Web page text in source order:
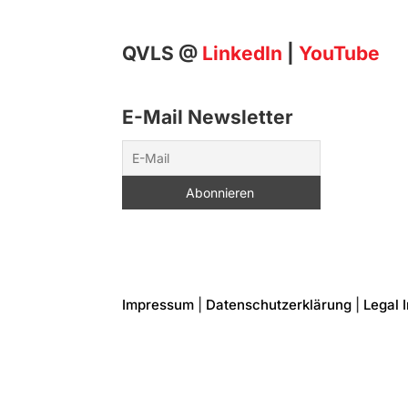
QVLS @ LinkedIn |YouTube
E-Mail Newsletter
Impressum Datenschutzerklärung Legal